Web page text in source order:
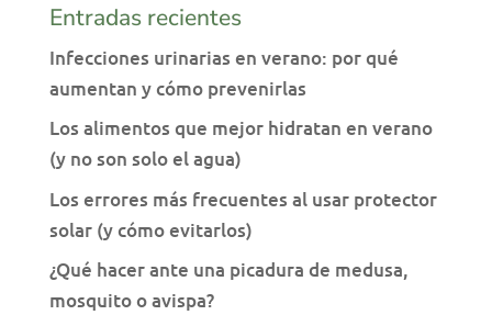
Entradas recientes
Infecciones urinarias en verano: por qué
aumentan y cómo prevenirlas
Los alimentos que mejor hidratan en verano
(y no son solo el agua)
Los errores más frecuentes al usar protector
solar (y cómo evitarlos)
¿Qué hacer ante una picadura de medusa,
mosquito o avispa?